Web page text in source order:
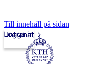
Till innehåll på sidan
Intranät
Logga in